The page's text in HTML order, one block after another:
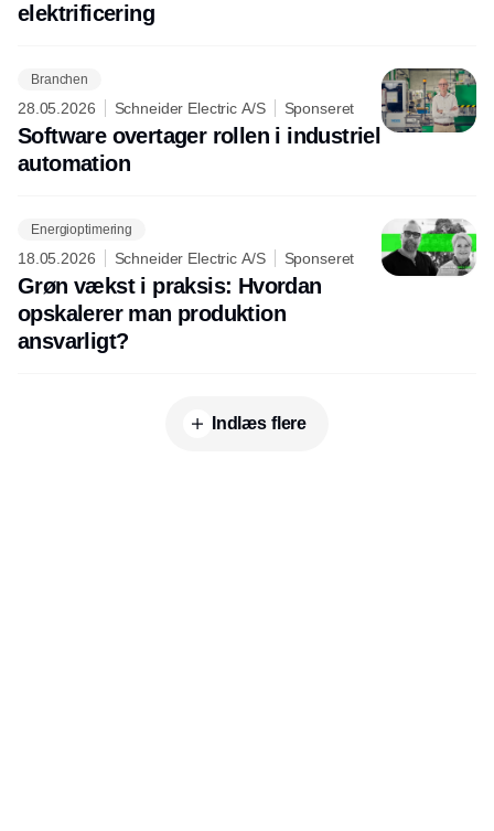
elektrificering
Branchen
28.05.2026 Schneider Electric A/S Sponseret
Software overtager rollen i industriel
automation
Energioptimering
18.05.2026 Schneider Electric A/S Sponseret
Grøn vækst i praksis: Hvordan
opskalerer man produktion
ansvarligt?
Indlæs flere